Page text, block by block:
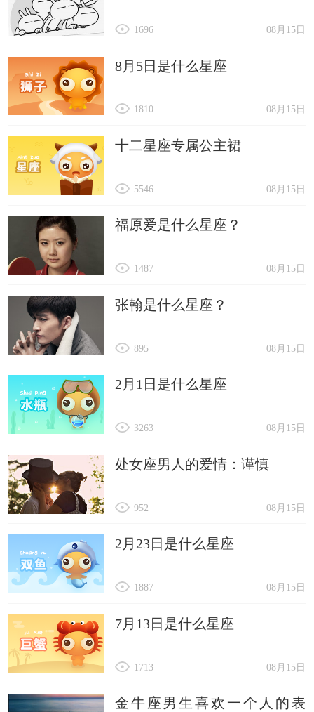
08月15日
1696
8月5日是什么星座
08月15日
1810
十二星座专属公主裙
08月15日
5546
福原爱是什么星座？
08月15日
1487
张翰是什么星座？
08月15日
895
2月1日是什么星座
08月15日
3263
处女座男人的爱情：谨慎
08月15日
952
2月23日是什么星座
08月15日
1887
7月13日是什么星座
08月15日
1713
金牛座男生喜欢一个人的表